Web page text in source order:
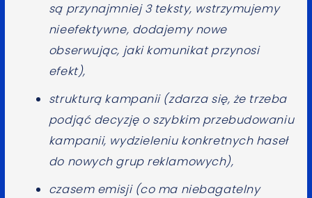
są przynajmniej 3 teksty, wstrzymujemy
nieefektywne, dodajemy nowe
obserwując, jaki komunikat przynosi
efekt),
strukturą kampanii (zdarza się, że trzeba
podjąć decyzję o szybkim przebudowaniu
kampanii, wydzieleniu konkretnych haseł
do nowych grup reklamowych),
czasem emisji (co ma niebagatelny